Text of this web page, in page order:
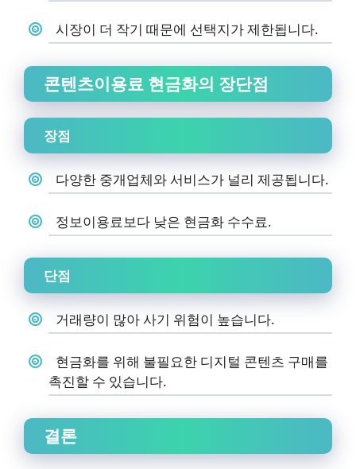
시장이 더 작기 때문에 선택지가 제한됩니다.
콘텐츠이용료 현금화의 장단점
장점
다양한 중개업체와 서비스가 널리 제공됩니다.
정보이용료보다 낮은 현금화 수수료.
단점
거래량이 많아 사기 위험이 높습니다.
현금화를 위해 불필요한 디지털 콘텐츠 구매를
촉진할 수 있습니다.
결론